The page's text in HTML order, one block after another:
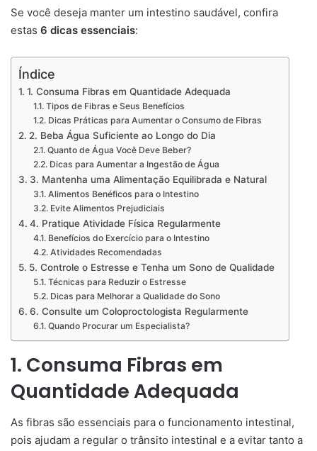
Se você deseja manter um intestino saudável, confira
estas 6 dicas essenciais:
Índice
1. Consuma Fibras em Quantidade Adequada
Tipos de Fibras e Seus Benefícios
Dicas Práticas para Aumentar o Consumo de Fibras
2. Beba Água Suficiente ao Longo do Dia
Quanto de Água Você Deve Beber?
Dicas para Aumentar a Ingestão de Água
3. Mantenha uma Alimentação Equilibrada e Natural
Alimentos Benéficos para o Intestino
Evite Alimentos Prejudiciais
4. Pratique Atividade Física Regularmente
Benefícios do Exercício para o Intestino
Atividades Recomendadas
5. Controle o Estresse e Tenha um Sono de Qualidade
Técnicas para Reduzir o Estresse
Dicas para Melhorar a Qualidade do Sono
6. Consulte um Coloproctologista Regularmente
Quando Procurar um Especialista?
1. Consuma Fibras em
Quantidade Adequada
As fibras são essenciais para o funcionamento intestinal,
pois ajudam a regular o trânsito intestinal e a evitar tanto a